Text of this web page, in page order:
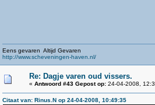
Eens gevaren Altijd Gevaren
http://www.scheveningen-haven.nl/
Re: Dagje varen oud vissers.
« Antwoord #43 Gepost op:24-04-2008,
Citaat van: Rinus.N op 24-04-2008, 10:49:35